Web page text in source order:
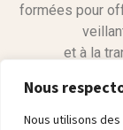
Nous
Nous utilisons
formées pour
et à la